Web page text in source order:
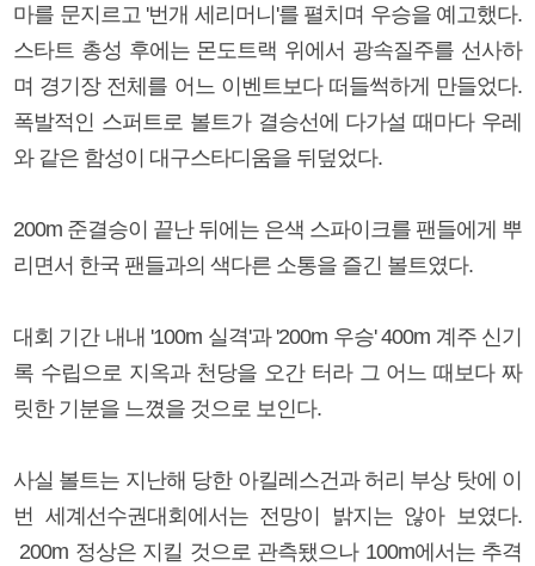
마를 문지르고 '번개 세리머니'를 펼치며 우승을 예고했다.
스타트 총성 후에는 몬도트랙 위에서 광속질주를 선사하
며 경기장 전체를 어느 이벤트보다 떠들썩하게 만들었다.
폭발적인 스퍼트로 볼트가 결승선에 다가설 때마다 우레
와 같은 함성이 대구스타디움을 뒤덮었다.
200m 준결승이 끝난 뒤에는 은색 스파이크를 팬들에게 뿌
리면서 한국 팬들과의 색다른 소통을 즐긴 볼트였다.
대회 기간 내내 '100m 실격'과 '200m 우승' 400m 계주 신기
록 수립으로 지옥과 천당을 오간 터라 그 어느 때보다 짜
릿한 기분을 느꼈을 것으로 보인다.
사실 볼트는 지난해 당한 아킬레스건과 허리 부상 탓에 이
번 세계선수권대회에서는 전망이 밝지는 않아 보였다.
200m 정상은 지킬 것으로 관측됐으나 100m에서는 추격